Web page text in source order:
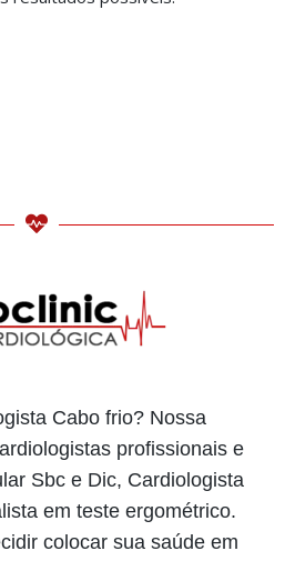
Cabo frio? Nossa
profissionais e
Sbc e Dic, Cardiologista
em teste ergométrico.
colocar sua saúde em